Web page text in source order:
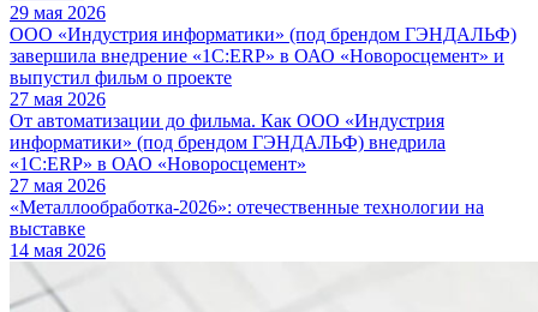
29 мая 2026
ООО «Индустрия информатики» (под брендом ГЭНДАЛЬФ)
завершила внедрение «1С:ERP» в ОАО «Новоросцемент» и
выпустил фильм о проекте
27 мая 2026
От автоматизации до фильма. Как ООО «Индустрия
информатики» (под брендом ГЭНДАЛЬФ) внедрила
«1С:ERP» в ОАО «Новоросцемент»
27 мая 2026
«Металлообработка-2026»: отечественные технологии на
выставке
14 мая 2026